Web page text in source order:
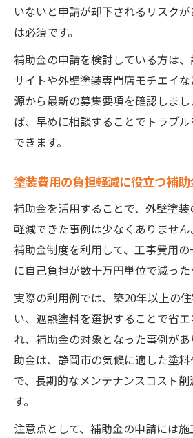
いないと申請が却下されるリスク
は必須です。
補助金の申請を検討している方は
サイトや外壁塗装専門店モチエイ
源から最新の募集要項を確認しま
ば、早めに相談することでトラブ
できます。
塗装費用の負担軽減に役立つ補
補助金を活用することで、外壁塗
軽減できた事例は少なくありませ
補助金制度を利用して、工事費用
に自己負担が数十万円単位で減った
実際の利用例では、築20年以上の
い、遮熱塗料を選択することで省
れ、補助金の対象となった事例が
助金は、静岡市の気候に適した塗
で、長期的なメンテナンスコスト
す。
注意点として、補助金の申請には